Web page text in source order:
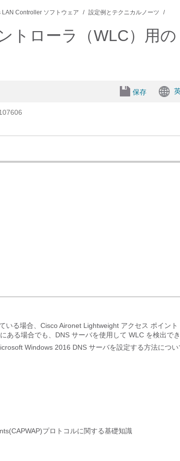
Controller ソフトウェア 設定例とテクニカルノーツ
トローラ（WLC）用
保存
いる場合、Cisco Aironet Lightweight アクセス ポイン
ある場合でも、DNS サーバを使用して WLC を検出でき
Windows 2016 DNS サーバを設定する方法につい
プロトコルに関する基礎知識